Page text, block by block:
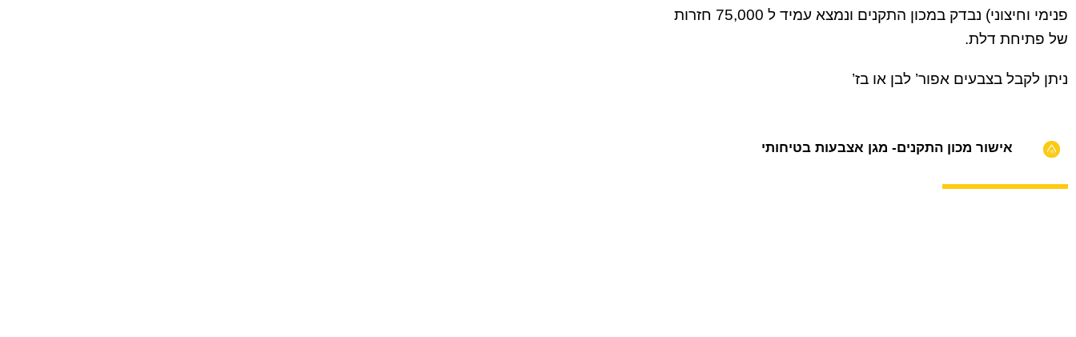
פנימי וחיצוני) נבדק במכון התקנים ונמצא עמיד ל 75,000 חזרות
של פתיחת דלת.
ניתן לקבל בצבעים אפור’ לבן או בז’
אישור מכון התקנים- מגן אצבעות בטיחותי